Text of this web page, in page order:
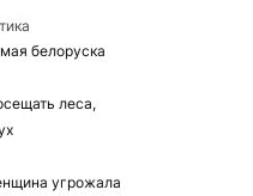
белоруска
леса,
угрожала